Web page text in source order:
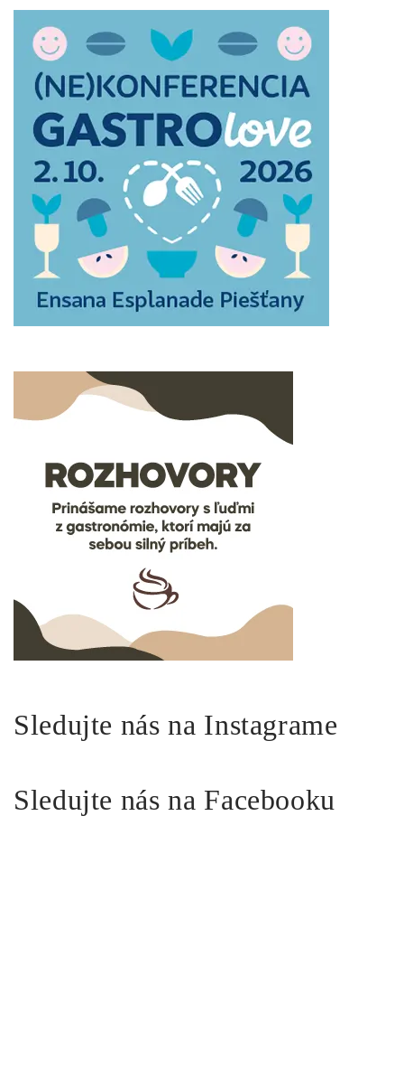
Sledujte nás na Instagrame
Sledujte nás na Facebooku